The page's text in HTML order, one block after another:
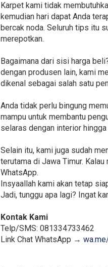
Karpet kami tidak
kemudian hari dapat Anda
bercak noda. Seluruh tips itu
merepotkan.
Bagaimana dari sisi harga
dengan produsen lain, kami
dikenal sebagai salah satu
Anda tidak perlu bingung
mampu untuk membantu
selaras dengan interior
Selain itu, kami juga sudah
terutama di Jawa Timur.
WhatsApp.
Insyaallah kami akan tetap
Jadi, tunggu apa lagi? Ingat
Kontak Kami
Telp/SMS: 081334733462
Link Chat WhatsApp →